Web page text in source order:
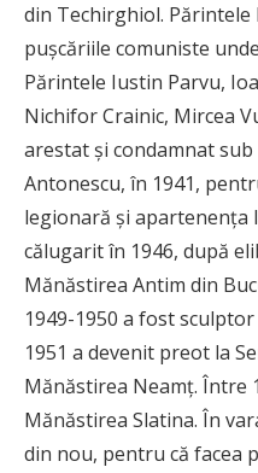
din Techirghiol. Părintele
pușcăriile comuniste
Părintele Iustin Parvu,
Nichifor Crainic, Mircea
arestat și condamnat
Antonescu, în 1941,
legionară și apartenența
călugarit în 1946, după
Mănăstirea Antim din
1949-1950 a fost
1951 a devenit preot la
Mănăstirea Neamț. Între
Mănăstirea Slatina. În
din nou, pentru că facea